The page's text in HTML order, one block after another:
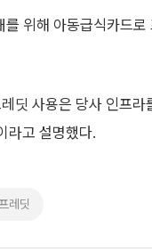
위해 아동급식카드
딧 사용은 당사 인프
라고 설명했다.
레딧